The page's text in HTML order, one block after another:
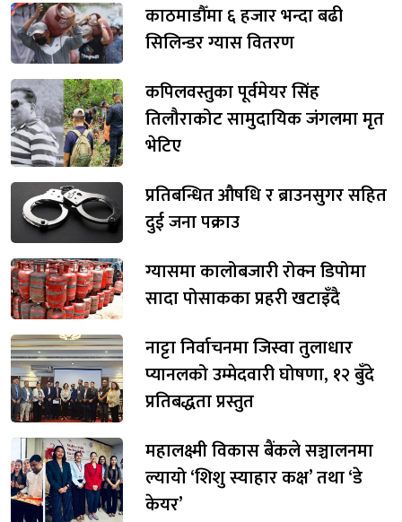
काठमाडौँमा ६ हजार भन्दा बढी
सिलिन्डर ग्यास वितरण
कपिलवस्तुका पूर्वमेयर सिंह
तिलौराकोट सामुदायिक जंगलमा मृत
भेटिए
प्रतिबन्धित औषधि र ब्राउनसुगर सहित
दुई जना पक्राउ
ग्यासमा कालोबजारी रोक्न डिपोमा
सादा पोसाकका प्रहरी खटाइँदै
नाट्टा निर्वाचनमा जिस्वा तुलाधार
प्यानलको उम्मेदवारी घोषणा, १२ बुँदे
प्रतिबद्धता प्रस्तुत
महालक्ष्मी विकास बैंकले सञ्चालनमा
ल्यायो ‘शिशु स्याहार कक्ष’ तथा ‘डे
केयर’